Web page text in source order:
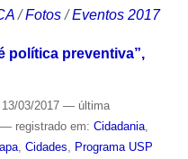
/Fotos /Eventos 2017
política preventiva”,
03/2017 — última
— registrado em: Cidadania,
, Cidades
Programa USP